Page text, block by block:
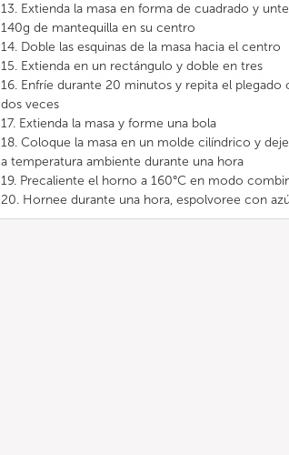
13. Extienda la masa en forma de cuadrado y unte
140g de mantequilla en su centro
14. Doble las esquinas de la masa hacia el centro
15. Extienda en un rectángulo y doble en tres
16. Enfríe durante 20 minutos y repita el plegado
dos veces
17. Extienda la masa y forme una bola
18. Coloque la masa en un molde cilíndrico y
a temperatura ambiente durante una hora
19. Precaliente el horno a 160°C en modo
20. Hornee durante una hora, espolvoree con